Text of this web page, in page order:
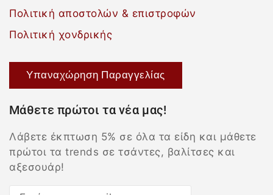
Πολιτική αποστολών & επιστροφών
Πολιτική χονδρικής
Υπαναχώρηση Παραγγελίας
Μάθετε πρώτοι τα νέα μας!
Λάβετε έκπτωση 5% σε όλα τα είδη και μάθετε
πρώτοι τα trends σε τσάντες, βαλίτσες και
αξεσουάρ!